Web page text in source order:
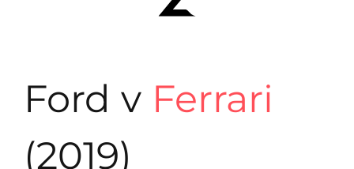
Ford v Ferrari
(2019)